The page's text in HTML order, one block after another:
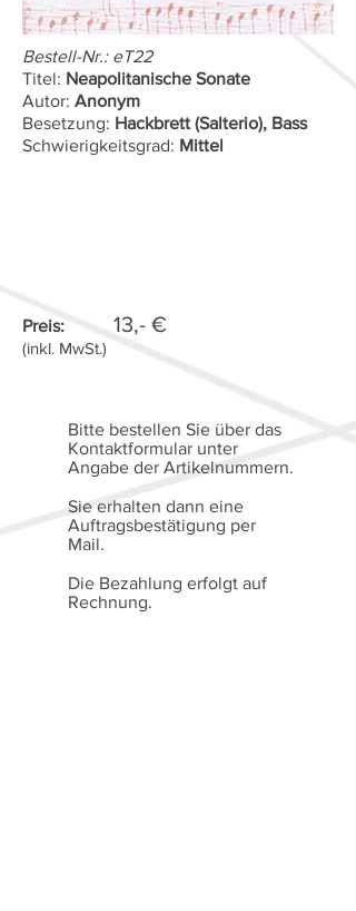
Bestell-Nr.: eT22
Titel: Neapolitanische Sonate
Autor: Anonym
Besetzung: Hackbrett (Salterio), Bass
Schwierigkeitsgrad: Mittel
Preis: 13,- €
(inkl. MwSt.)
Bitte bestellen Sie über das
Kontaktformular unter
Angabe der Artikelnummern.
Sie erhalten dann eine
Auftragsbestätigung per
Mail.
Die Bezahlung erfolgt auf
Rechnung.